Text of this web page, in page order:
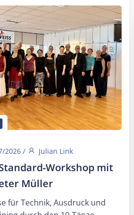
2026 / Julian Link
Workshop mit
Müller
für Technik, Ausdruck und